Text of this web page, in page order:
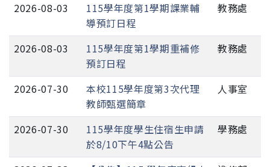
2026-08-03
115學年度第1學期課業輔
導預訂日程
教務處
2026-08-03
115學年度第1學期重補修
預訂日程
教務處
2026-07-30
本校115學年度第3次代理
教師甄選簡章
人事室
2026-07-30
115學年度學生住宿生申請
於8/10下午4點公告
學務處